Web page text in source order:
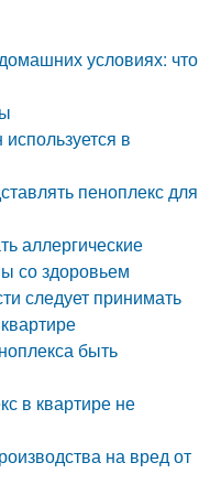
условиях: что
в
пеноплекс для
аллергические
со здоровьем
следует принимать
быть
в квартире не
на вред от